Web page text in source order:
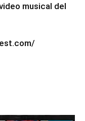
musical del